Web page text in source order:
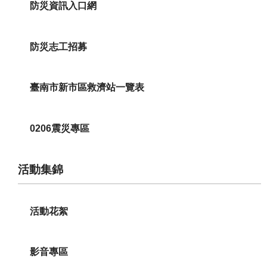
防災資訊入口網
防災志工招募
臺南市新市區救濟站一覽表
0206震災專區
活動集錦
活動花絮
影音專區